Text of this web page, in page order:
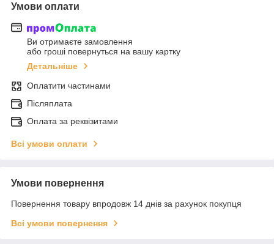
Умови оплати
Ви отримаєте замовлення
або гроші повернуться на вашу картку
Детальніше
Оплатити частинами
Післяплата
Оплата за реквізитами
Всі умови оплати
Умови повернення
Повернення товару впродовж 14 днів за рахунок покупця
Всі умови повернення